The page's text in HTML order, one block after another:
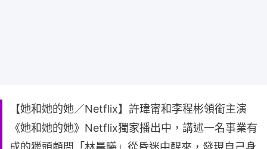
【她和她的她／Netflix】許瑋甯和李程彬領銜主演
《她和她的她》Netflix獨家播出中，講述一名事業有